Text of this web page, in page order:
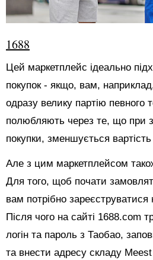
1688
Цей маркетплейс ідеально
покупок - якщо, вам,
одразу велику партію певного
полюбляють через те, що при
покупки, зменшується
Але з цим маркетплейсом
Для того, щоб почати
вам потрібно зареєструватися
Після чого на сайті 1688.com
логін та пароль з Таобао,
та внести адресу складу